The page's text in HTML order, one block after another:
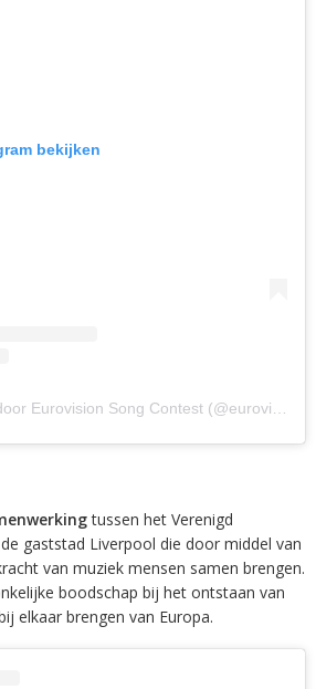
bekijken
tussen het Verenigd
gaststad Liverpool die door middel van
van muziek mensen samen brengen.
boodschap bij het ontstaan van
elkaar brengen van Europa.